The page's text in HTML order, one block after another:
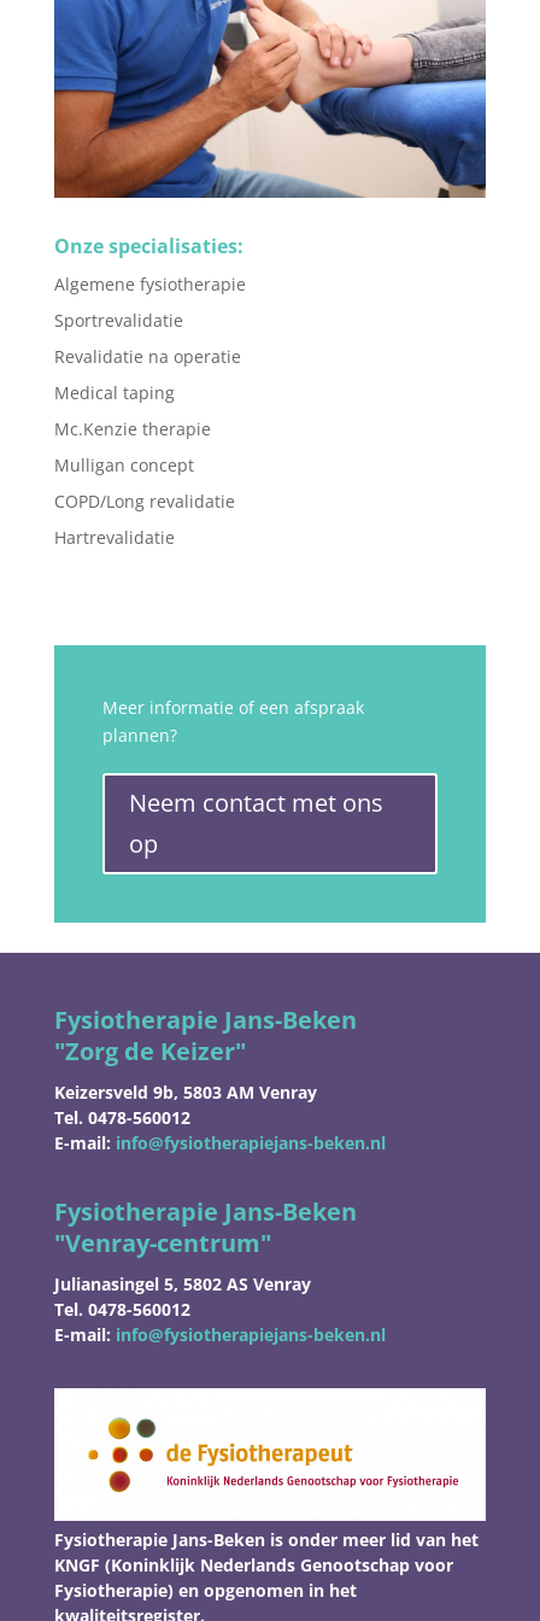
Onze specialisaties:
Algemene fysiotherapie
Sportrevalidatie
Revalidatie na operatie
Medical taping
Mc.Kenzie therapie
Mulligan concept
COPD/Long revalidatie
Hartrevalidatie
Meer informatie of een afspraak
plannen?
Neem contact met ons
op
Fysiotherapie Jans-Beken
"Zorg de Keizer"
Keizersveld 9b, 5803 AM Venray
Tel. 0478-560012
E-mail: info@fysiotherapiejans-beken.nl
Fysiotherapie Jans-Beken
"Venray-centrum"
Julianasingel 5, 5802 AS Venray
Tel. 0478-560012
E-mail: info@fysiotherapiejans-beken.nl
Fysiotherapie Jans-Beken is onder meer lid van het
KNGF (Koninklijk Nederlands Genootschap voor
Fysiotherapie) en opgenomen in het
kwaliteitsregister.